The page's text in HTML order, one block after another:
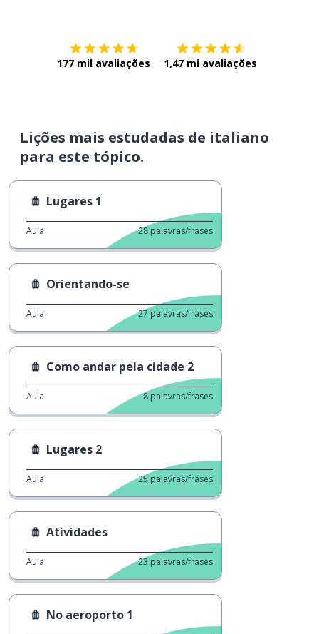
177 mil avaliações 1,47 mi avaliações
Lições mais estudadas de italiano
para este tópico.
Lugares 1
Aula 28 palavras/frases
Orientando-se
Aula 27 palavras/frases
Como andar pela cidade 2
Aula 8 palavras/frases
Lugares 2
Aula 25 palavras/frases
Atividades
Aula 23 palavras/frases
No aeroporto 1